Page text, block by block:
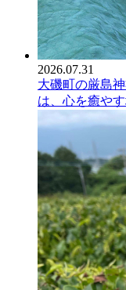
2026.07.31
大磯町の厳島
は、心を癒や